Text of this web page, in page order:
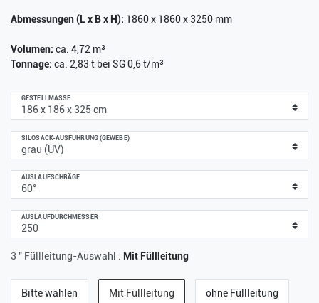
Abmessungen (L x B x H): 1860 x 1860 x 3250 mm
Volumen: ca. 4,72 m³
Tonnage: ca. 2,83 t bei SG 0,6 t/m³
GESTELLMASSE
SILOSACK-AUSFÜHRUNG (GEWEBE)
AUSLAUFSCHRÄGE
AUSLAUFDURCHMESSER
3 " Füllleitung-Auswahl : Mit Füllleitung
Bitte wählen Mit Füllleitung ohne Füllleitung